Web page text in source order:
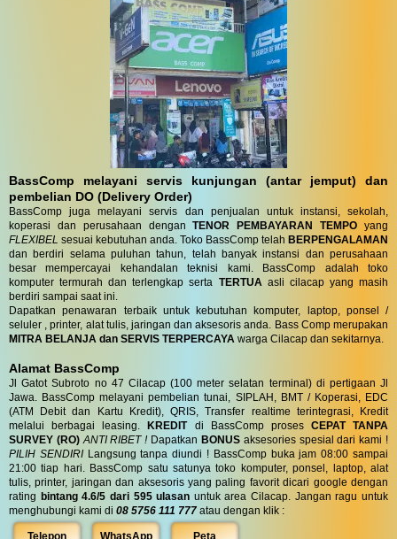
BassComp melayani servis kunjungan (antar jemput) dan
pembelian DO (Delivery Order)
BassComp juga melayani servis dan penjualan untuk instansi, sekolah,
koperasi dan perusahaan denganTENOR PEMBAYARAN TEMPO yang
FLEXIBEL sesuai kebutuhan anda. Toko BassComp telah BERPENGALAMAN
dan berdiri selama puluhan tahun, telah banyak instansi dan perusahaan
besar mempercayai kehandalan teknisi kami. BassComp adalah toko
komputer termurah dan terlengkap serta TERTUA asli cilacap yang masih
berdiri sampai saat ini.
Dapatkan penawaran terbaik untuk kebutuhan komputer, laptop, ponsel /
seluler , printer, alat tulis, jaringan dan aksesoris anda. Bass Comp merupakan
MITRA BELANJA dan SERVIS TERPERCAYA warga Cilacap dan sekitarnya.
Alamat BassComp
Jl Gatot Subroto no 47 Cilacap (100 meter selatan terminal) di pertigaan Jl
Jawa. BassComp melayani pembelian tunai, SIPLAH, BMT / Koperasi, EDC
(ATM Debit dan Kartu Kredit), QRIS, Transfer realtime terintegrasi, Kredit
melalui berbagai leasing.KREDITdi BassComp proses CEPAT TANPA
SURVEY (RO) ANTI RIBET !Dapatkan BONUSaksesories spesial dari kami !
PILIH SENDIRILangsung tanpa diundi ! BassComp buka jam 08:00 sampai
21:00 tiap hari. BassComp satu satunya toko komputer, ponsel, laptop, alat
tulis, printer, jaringan dan aksesoris yang paling favorit dicari google dengan
rating bintang 4.6/5 dari 595 ulasan untuk area Cilacap. Jangan ragu untuk
menghubungi kami di 08 5756 111 777 atau dengan klik :
Telepon WhatsApp Peta